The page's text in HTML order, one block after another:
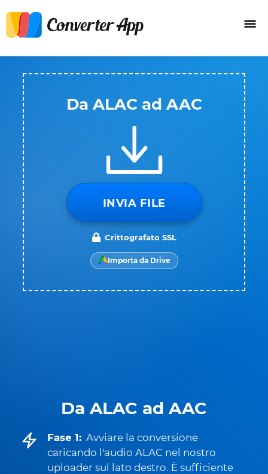
Da ALAC ad AAC
Fase 1: Avviare la conversione
caricando l'audio ALAC nel nostro
uploader sul lato destro. È sufficiente
Da ALAC ad AAC
INVIA FILE
Crittografato SSL
Importa da Drive